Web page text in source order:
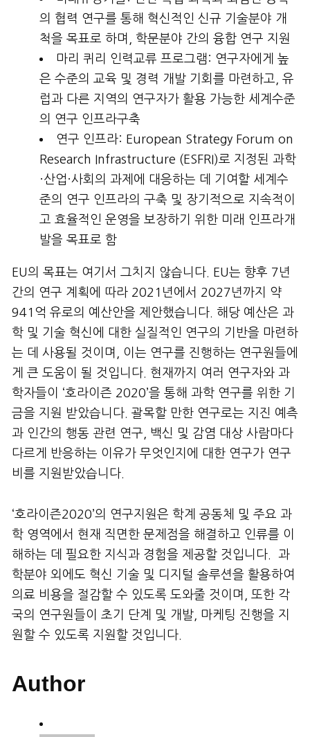
의 협력 연구를 통해 혁신적인 신규 기술분야 개
척을 목표로 하며, 학문분야 간의 융합 연구 지원
마리 퀴리 인력교류 프로그램: 연구자에게 높
은 수준의 교육 및 경력 개발 기회를 마련하고, 유
럽과 다른 지역의 연구자가 활용 가능한 세계수준
의 연구 인프라구축
연구 인프라: European Strategy Forum on
Research Infrastructure (ESFRI)로 지정된 과학
·산업·사회의 과제에 대응하는 데 기여할 세계수
준의 연구 인프라의 구축 및 장기적으로 지속적이
고 효율적인 운영을 보장하기 위한 미래 인프라개
발을 목표로 함
EU의 목표는 여기서 그치지 않습니다. EU는 향후 7년
간의 연구 계획에 따라 2021년에서 2027년까지 약
941억 유로의 예산안을 제안했습니다. 해당 예산은 과
학 및 기술 혁신에 대한 실질적인 연구의 기반을 마련하
는 데 사용될 것이며, 이는 연구를 진행하는 연구원들에
게 큰 도움이 될 것입니다. 현재까지 여러 연구자와 과
학자들이 ‘호라이즌 2020’을 통해 과학 연구를 위한 기
금을 지원 받았습니다. 괄목할 만한 연구로는 지진 예측
과 인간의 행동 관련 연구, 백신 및 감염 대상 사람마다
다르게 반응하는 이유가 무엇인지에 대한 연구가 연구
비를 지원받았습니다.
‘호라이즌2020’의 연구지원은 학계 공동체 및 주요 과
학 영역에서 현재 직면한 문제점을 해결하고 인류를 이
해하는 데 필요한 지식과 경험을 제공할 것입니다. 과
학분야 외에도 혁신 기술 및 디지털 솔루션을 활용하여
의료 비용을 절감할 수 있도록 도와줄 것이며, 또한 각
국의 연구원들이 초기 단계 및 개발, 마케팅 진행을 지
원할 수 있도록 지원할 것입니다.
Author